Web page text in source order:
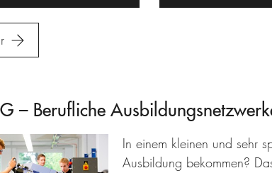
– Berufliche
In einem kleinen und sehr
Ausbildung bekommen?